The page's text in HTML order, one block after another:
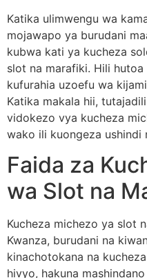
Katika ulimwengu wa
mojawapo ya burudani
kubwa kati ya kucheza
slot na marafiki. Hili
kufurahia uzoefu wa
Katika makala hii,
vidokezo vya kucheza
wako ili kuongeza ushindi
Faida za
wa Slot na
Kucheza michezo ya slot
Kwanza, burudani na
kinachotokana na
hivyo, hakuna